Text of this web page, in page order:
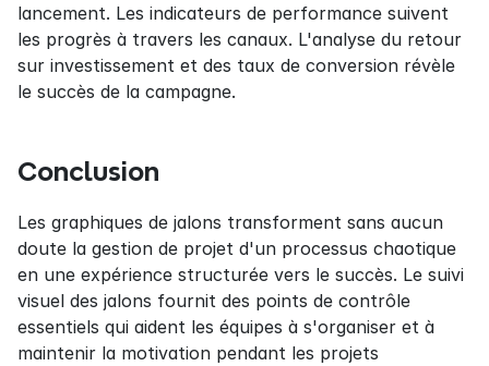
lancement. Les indicateurs de performance suivent
les progrès à travers les canaux. L'analyse du retour
sur investissement et des taux de conversion révèle
le succès de la campagne.
Conclusion
Les graphiques de jalons transforment sans aucun
doute la gestion de projet d'un processus chaotique
en une expérience structurée vers le succès. Le suivi
visuel des jalons fournit des points de contrôle
essentiels qui aident les équipes à s'organiser et à
maintenir la motivation pendant les projets